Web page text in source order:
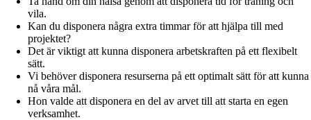
vila.
Kan du disponera några extra timmar för att hjälpa till med
projektet?
Det är viktigt att kunna disponera arbetskraften på ett flexibelt
sätt.
Vi behöver disponera resurserna på ett optimalt sätt för att kunna
nå våra mål.
Hon valde att disponera en del av arvet till att starta en egen
verksamhet.